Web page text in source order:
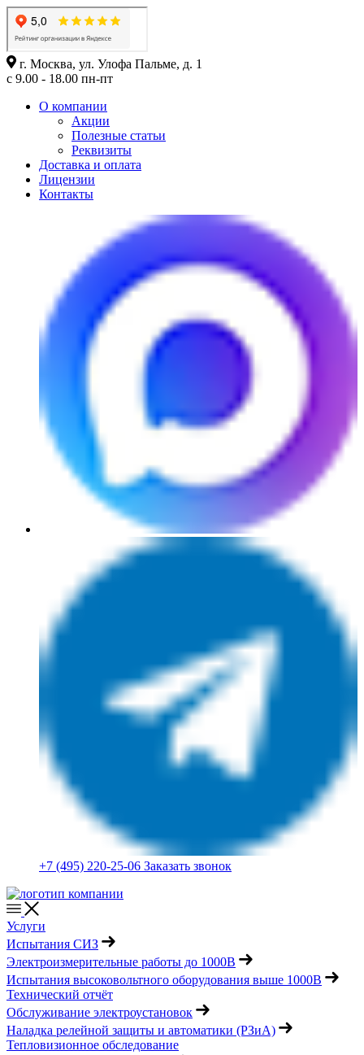
г. Москва, ул. Улофа Пальме, д. 1
с 9.00 - 18.00 пн-пт
О компании
Акции
Полезные статьи
Реквизиты
Доставка и оплата
Лицензии
Контакты
+7 (495) 220-25-06 Заказать звонок
Услуги
Испытания СИЗ
Электроизмерительные работы до 1000В
Испытания высоковольтного оборудования выше 1000В
Технический отчёт
Обслуживание электроустановок
Наладка релейной защиты и автоматики (РЗиА)
Тепловизионное обследование